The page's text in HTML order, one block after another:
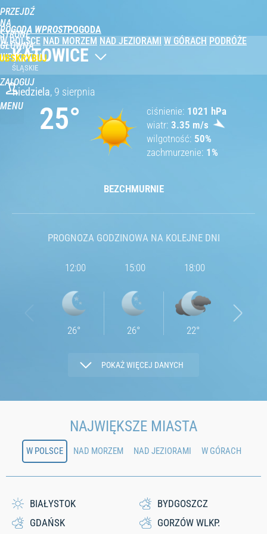
PRZEJDŹ
NA
STRONĘ
GŁÓWNĄ
WPROST.PL
POGODA WPROST
W POLSCE NAD MORZEM NAD JEZIORAMI W GÓRACH PODRÓŻE
ZALOGUJ
MENU
KATOWICE
ŚLĄSKIE
niedziela, 9 sierpnia
BEZCHMURNIE
25° ciśnienie 1021 hPa
wiatr 3.35 m/s
wilgotność 50%
zachmurzenie 1 %
12:00
26°
2.3
0
15:00
26°
2.23
18:00
22°
2.2
0
POKAŻ WIĘCEJ DANYCH
NAJWIĘKSZE MIASTA
W POLSCE NAD MORZEM NAD JEZIORAMI W GÓRACH
BIAŁYSTOK
BYDGOSZCZ
GDAŃSK
GORZÓW